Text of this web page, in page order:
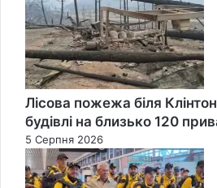
Лісова пожежа біля
будівлі на близько 120
5 Серпня 2026